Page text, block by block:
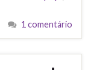
1 comentário